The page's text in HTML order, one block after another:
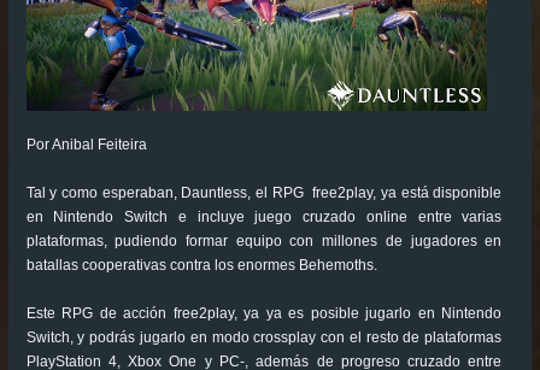
Por Anibal Feiteira
Tal y como esperaban, Dauntless, el RPG free2play, ya está disponible
en Nintendo Switch e incluye juego cruzado online entre varias
plataformas, pudiendo formar equipo con millones de jugadores en
batallas cooperativas contra los enormes Behemoths.
Este RPG de acción free2play, ya ya es posible jugarlo en Nintendo
Switch, y podrás jugarlo en modo crossplay con el resto de plataformas
PlayStation 4, Xbox One y PC-, además de progreso cruzado entre